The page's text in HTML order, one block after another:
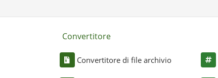
Convertitore
Convertitore di file archivio